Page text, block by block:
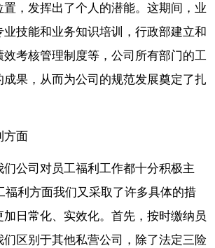
，发挥出了个人的潜能。这期间，业
技能和业务知识培训，行政部建立和
效考核管理制度等，公司所有部门的工
果，从而为公司的规范发展奠定了扎
方面
们公司对员工福利工作都十分积极主
福利方面我们又采取了许多具体的措
日常化、实效化。首先，按时缴纳员
区别于其他私营公司，除了法定三险